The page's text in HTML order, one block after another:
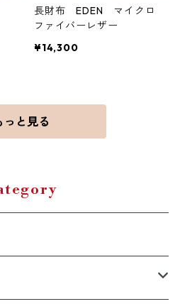
長財布 EDEN マイクロ
ファイバーレザー
¥14,300
っと見る